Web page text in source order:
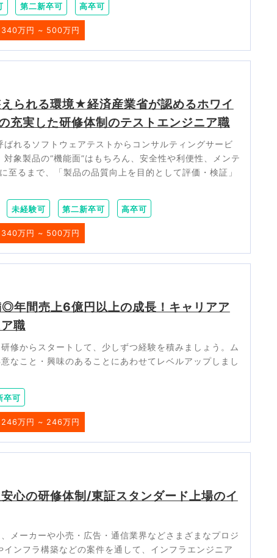
第二新卒可 高卒可
万円 ~ 500万円
られる環境★経済産業省が認めるホワイ
実した研修体制のテストエンジニア職
れるソフトウェアテストからコンサルティングサービ
象製品の“機能面”はもちろん、安全性や利便性、メンテ
至るまで、「製品の品質向上を目的として評価・検証」
未経験可 第二新卒可 高卒可
万円 ~ 500万円
年間売上6億円以上の成長！キャリアア
職
修からスタートして、少しずつ経験を積みましょう。ム
なこと・興味のあることにあわせてレベルアップしまし
卒可
246万円 ~ 246万円
心の研修体制/東証スタンダード上場のイ
メーカーや小売・広告・通信業界などさまざまなプロジ
ンフラ構築などの案件を通して、インフラエンジニア